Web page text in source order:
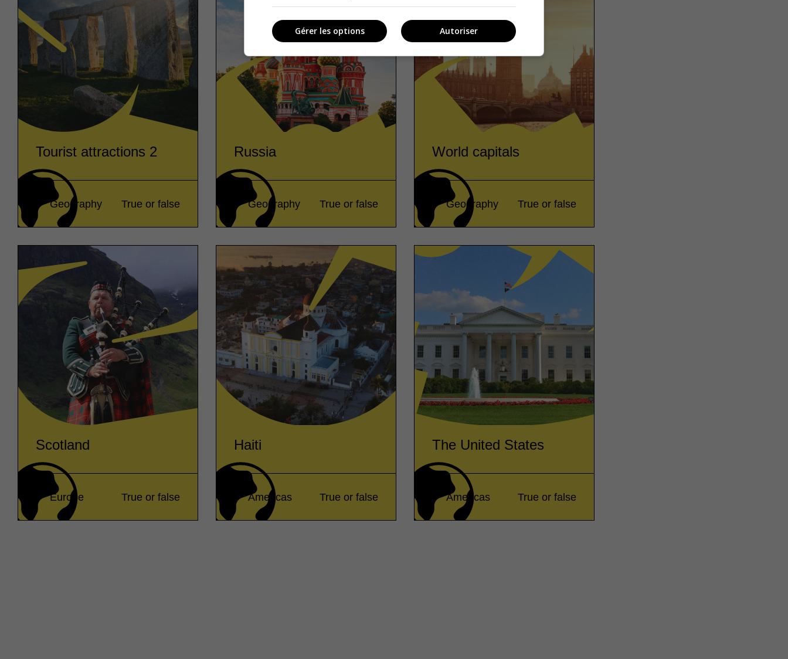
Tourist attractions 2
Geography True or false
Russia
Geography True or false
World capitals
Geography True or false
Scotland
Europe True or false
Haiti
Americas True or false
The United States
Americas True or false
Autoriser
Gérer les options